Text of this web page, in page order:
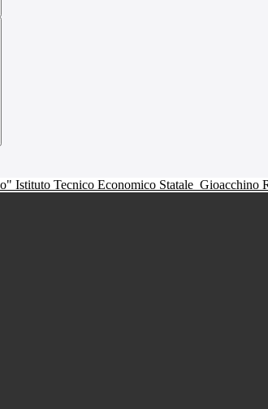
Istituto Tecnico Economico Statale Gioacchino